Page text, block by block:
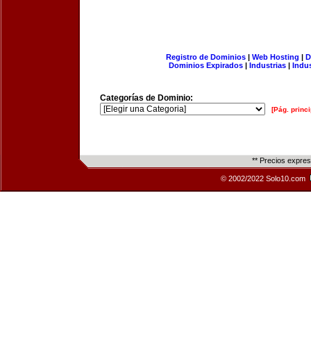
Registro de Dominios| Web Hosting |
Dominios Expirados | Industrias |
Categorías de Dominio:
[Pág.
** Precios
© 2002/2022 Solo10.com